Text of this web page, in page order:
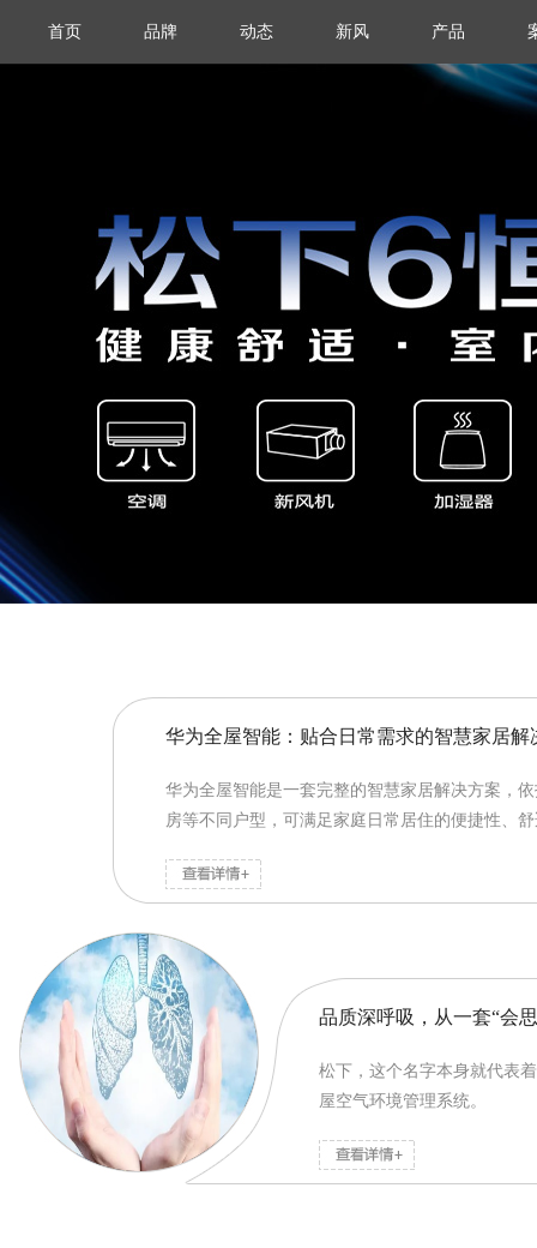
首页 品牌 动态 新风 产品
华为全屋智能：贴合日常需求的智慧家居解
华为全屋智能是一套完整的智慧家居解决方案，
房等不同户型，可满足家庭日常居住的便捷性、
品质深呼吸，从一套“会
松下，这个名字本身就代表
屋空气环境管理系统。